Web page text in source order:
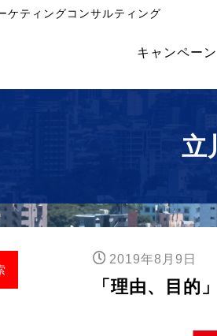
ケティングコンサルティング
キャンペーン
立
2019年8月9日
「理由、目的」